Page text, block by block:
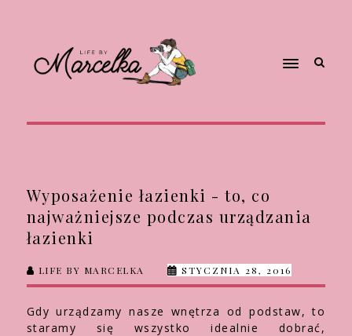
Wyposażenie łazienki - to, co
najważniejsze podczas urządzania
łazienki
LIFE BY MARCELKA STYCZNIA 28, 2016
Gdy urządzamy nasze wnętrza od podstaw, to
staramy się wszystko idealnie dobrać,